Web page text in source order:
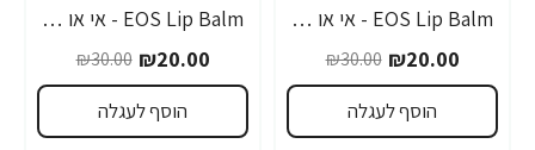
-33%
EOS Lip Balm - אי או אס שפתון לחות בטעם תות - בבית EOS
₪20.00
₪30.00
הוסף לעגלה
-33%
EOS Lip Balm - אי או אס שפתון לחות בטעם חלב קוקוס - בבית EOS
₪20.00
₪30.00
הוסף לעגלה